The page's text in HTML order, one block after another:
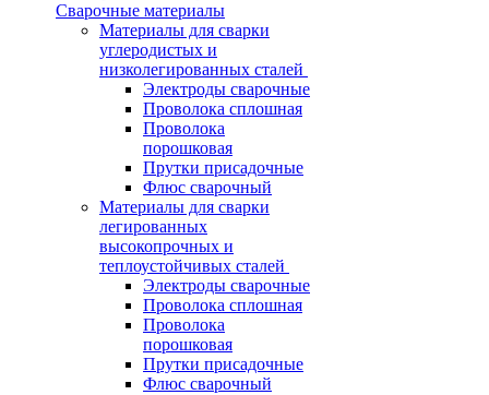
Сварочные материалы
Материалы для сварки
углеродистых и
низколегированных сталей
Электроды сварочные
Проволока сплошная
Проволока
порошковая
Прутки присадочные
Флюс сварочный
Материалы для сварки
легированных
высокопрочных и
теплоустойчивых сталей
Электроды сварочные
Проволока сплошная
Проволока
порошковая
Прутки присадочные
Флюс сварочный